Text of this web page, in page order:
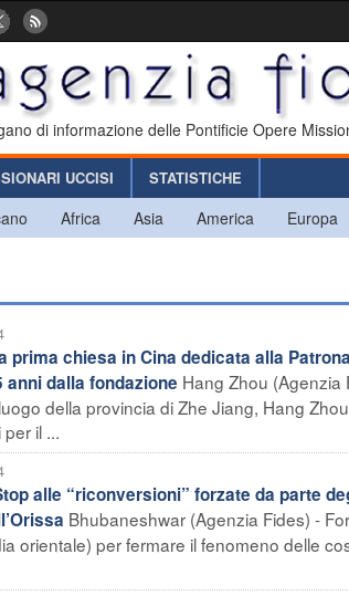
di informazione delle Pontificie Opere
UCCISI STATISTICHE
Africa Asia America Europa
prima chiesa in Cina dedicata alla
dalla fondazione Hang Zhou (Agenzia
della provincia di Zhe Jiang, Hang
il ...
alle “riconversioni” forzate da parte
Bhubaneshwar (Agenzia Fides) -
orientale) per fermare il fenomeno delle